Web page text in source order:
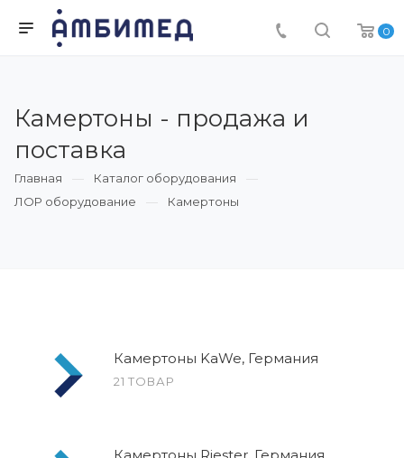
0
Камертоны - продажа и
поставка
Главная
Каталог оборудования
ЛОР оборудование
Камертоны
Камертоны KaWe, Германия
21 ТОВАР